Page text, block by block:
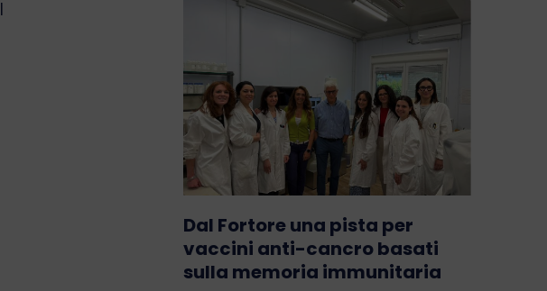
Dal Fortore una pista per
vaccini anti-cancro basati
sulla memoria immunitaria